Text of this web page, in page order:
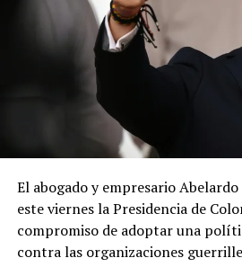
El abogado y empresario
este viernes la Presidencia de
compromiso de adoptar una
contra las organizaciones